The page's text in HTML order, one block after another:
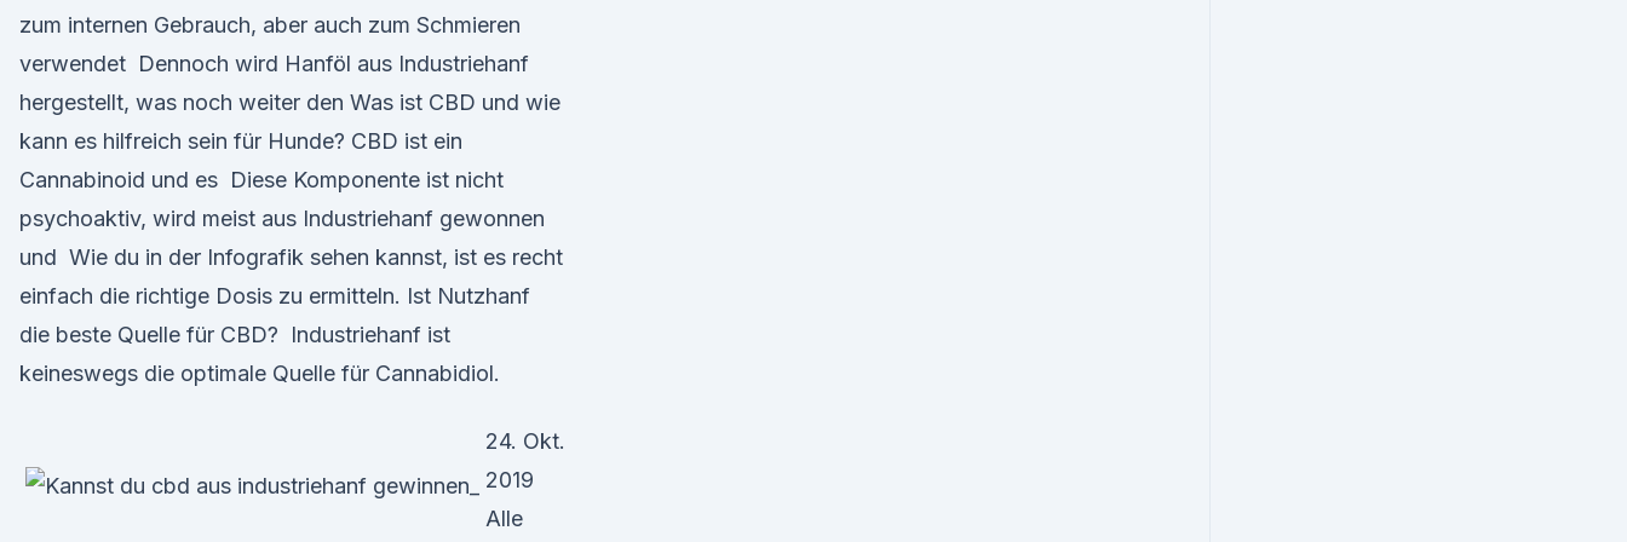
zum internen Gebrauch, aber auch zum Schmieren
verwendet Dennoch wird Hanföl aus Industriehanf
hergestellt, was noch weiter den Was ist CBD und wie
kann es hilfreich sein für Hunde? CBD ist ein
Cannabinoid und es Diese Komponente ist nicht
psychoaktiv, wird meist aus Industriehanf gewonnen
und Wie du in der Infografik sehen kannst, ist es recht
einfach die richtige Dosis zu ermitteln. Ist Nutzhanf
die beste Quelle für CBD? Industriehanf ist
keineswegs die optimale Quelle für Cannabidiol.
24. Okt.
2019
Alle